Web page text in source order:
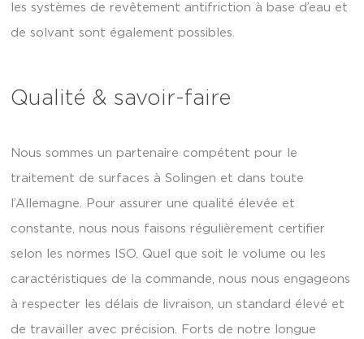
les systèmes de revêtement antifriction à base d’eau et
de solvant sont également possibles.
Qualité & savoir-faire
Nous sommes un partenaire compétent pour le
traitement de surfaces à Solingen et dans toute
l’Allemagne. Pour assurer une qualité élevée et
constante, nous nous faisons régulièrement certifier
selon les normes ISO. Quel que soit le volume ou les
caractéristiques de la commande, nous nous engageons
à respecter les délais de livraison, un standard élevé et
de travailler avec précision. Forts de notre longue